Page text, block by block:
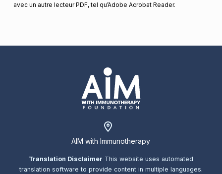
avec un autre lecteur PDF, tel qu’Adobe Acrobat Reader.
AIM with Immunotherapy
Translation Disclaimer This website uses automated
translation software to provide content in multiple languages.